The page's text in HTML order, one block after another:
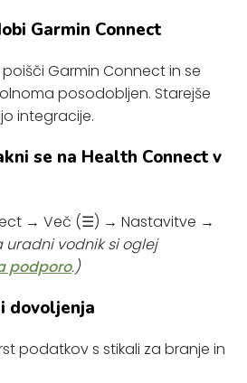
Garmin Connect
Garmin Connect in se
posodobljen. Starejše
integracije.
se na Health Connect v
→ Več (☰) → Nastavitve →
uradni vodnik si oglej
podporo.)
dovoljenja
podatkov s stikali za branje in